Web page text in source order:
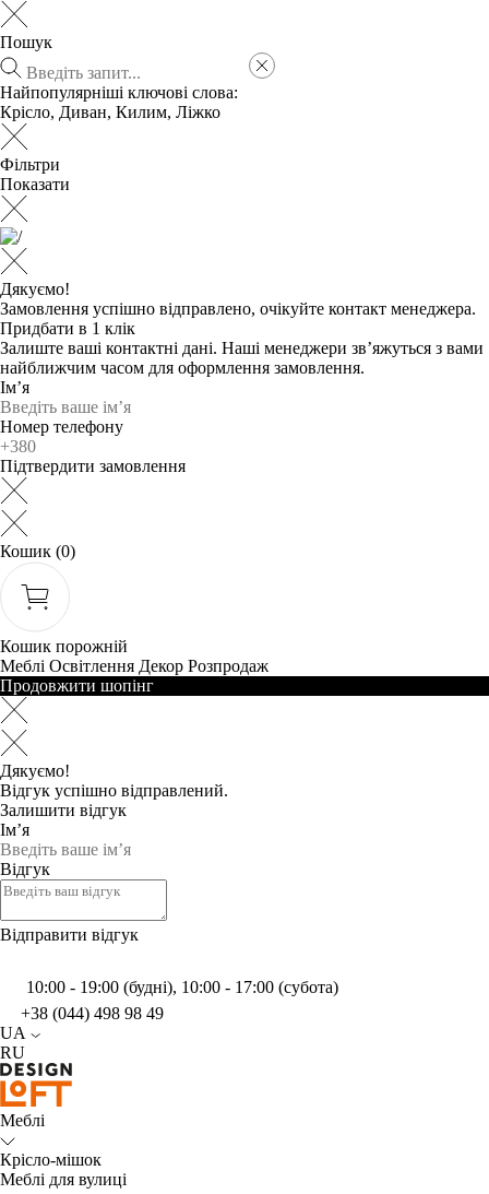
Пошук
Найпопулярніші ключові слова:
Крісло, Диван, Килим, Ліжко
Фільтри
Показати
Дякуємо!
Замовлення успішно відправлено, очікуйте контакт менеджера.
Придбати в 1 клік
Залиште ваші контактні дані. Наші менеджери зв’яжуться з вами
найближчим часом для оформлення замовлення.
Ім’я
Номер телефону
Підтвердити замовлення
Кошик (0)
Кошик порожній
Меблі Освітлення Декор Розпродаж
Продовжити шопінг
Дякуємо!
Відгук успішно відправлений.
Залишити відгук
Ім’я
Відгук
Відправити відгук
10:00 - 19:00 (будні), 10:00 - 17:00 (субота)
+38 (044) 498 98 49
UA
RU
Меблі
Крісло-мішок
Меблі для вулиці